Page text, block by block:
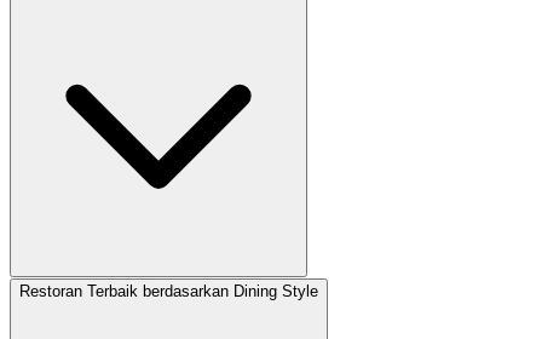
Restoran Terbaik berdasarkan Dining Style